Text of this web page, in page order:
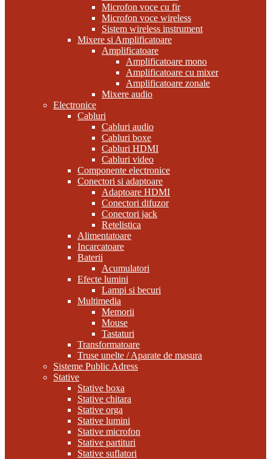
Microfon voce cu fir
Microfon voce wireless
Sistem wireless instrument
Mixere si Amplificatoare
Amplificatoare
Amplificatoare mono
Amplificatoare cu mixer
Amplificatoare zonale
Mixere audio
Electronice
Cabluri
Cabluri audio
Cabluri boxe
Cabluri HDMI
Cabluri video
Componente electronice
Conectori si adaptoare
Adaptoare HDMI
Conectori difuzor
Conectori jack
Retelistica
Alimentatoare
Incarcatoare
Baterii
Acumulatori
Efecte lumini
Lampi si becuri
Multimedia
Memorii
Mouse
Tastaturi
Transformatoare
Truse unelte / Aparate de masura
Sisteme Public Adress
Stative
Stative boxa
Stative chitara
Stative orga
Stative lumini
Stative microfon
Stative partituri
Stative suflatori